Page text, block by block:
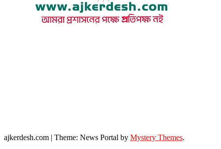
ajkerdesh.com | Theme: News Portal by Mystery Themes.